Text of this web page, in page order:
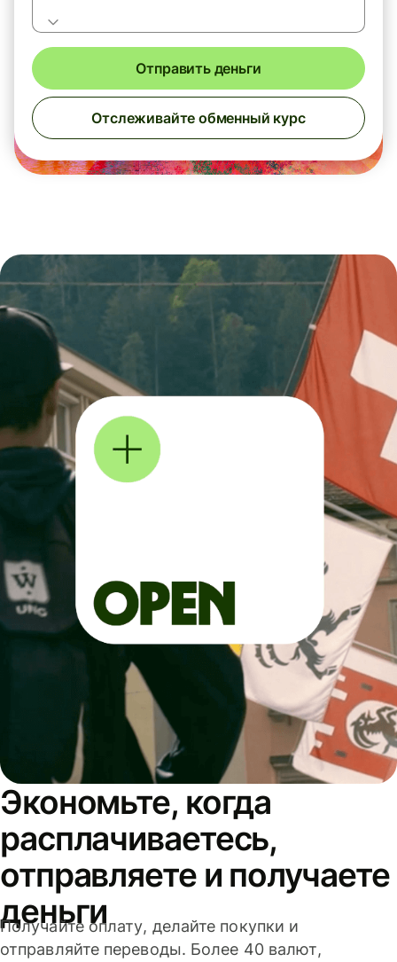
Отправить деньги
Отслеживайте обменный курс
Экономьте, когда
расплачиваетесь,
отправляете и получаете
деньги
Получайте оплату, делайте покупки и
отправляйте переводы. Более 40 валют,